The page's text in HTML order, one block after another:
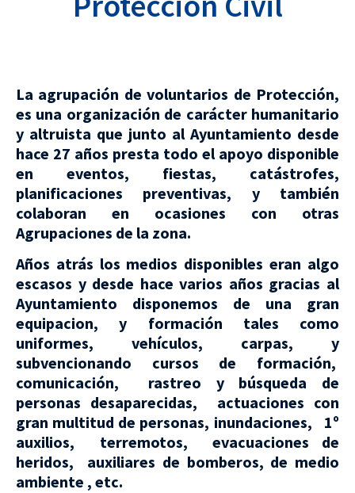
La agrupación de voluntarios de Protección,
es una organización de carácter humanitario
y altruista que junto al Ayuntamiento desde
hace 27 años presta todo el apoyo disponible
en eventos, fiestas, catástrofes,
planificaciones preventivas, y también
colaboran en ocasiones con otras
Agrupaciones de la zona.
Años atrás los medios disponibles eran algo
escasos y desde hace varios años gracias al
Ayuntamiento disponemos de una gran
equipacion, y formación tales como
uniformes, vehículos, carpas, y
subvencionando cursos de formación,
comunicación, rastreo y búsqueda de
personas desaparecidas, actuaciones con
gran multitud de personas, inundaciones, 1º
auxilios, terremotos, evacuaciones de
heridos, auxiliares de bomberos, de medio
ambiente , etc.